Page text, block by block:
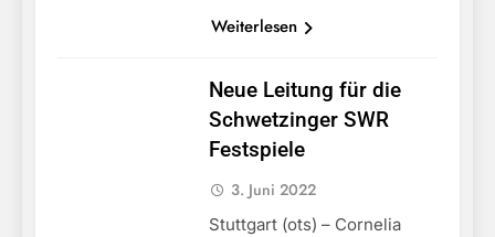
Weiterlesen
Neue Leitung für die
Schwetzinger SWR
Festspiele
3. Juni 2022
Stuttgart (ots) – Cornelia